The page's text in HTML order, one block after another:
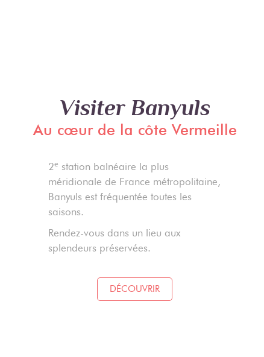
Visiter Banyuls
Au cœur de la côte Vermeille
2e station balnéaire la plus
méridionale de France métropolitaine,
Banyuls est fréquentée toutes les
saisons.
Rendez-vous dans un lieu aux
splendeurs préservées.
DÉCOUVRIR